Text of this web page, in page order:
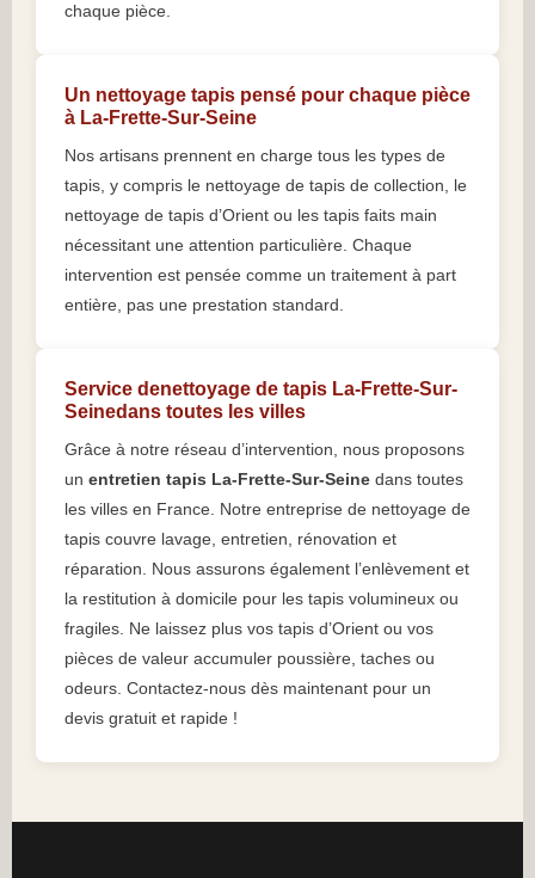
chaque pièce.
Un nettoyage tapis pensé pour chaque pièce
à La-Frette-Sur-Seine
Nos artisans prennent en charge tous les types de
tapis, y compris le nettoyage de tapis de collection, le
nettoyage de tapis d’Orient ou les tapis faits main
nécessitant une attention particulière. Chaque
intervention est pensée comme un traitement à part
entière, pas une prestation standard.
Service denettoyage de tapis La-Frette-Sur-
Seinedans toutes les villes
Grâce à notre réseau d’intervention, nous proposons
un entretien tapis La-Frette-Sur-Seine dans toutes
les villes en France. Notre entreprise de nettoyage de
tapis couvre lavage, entretien, rénovation et
réparation. Nous assurons également l’enlèvement et
la restitution à domicile pour les tapis volumineux ou
fragiles. Ne laissez plus vos tapis d’Orient ou vos
pièces de valeur accumuler poussière, taches ou
odeurs. Contactez-nous dès maintenant pour un
devis gratuit et rapide !